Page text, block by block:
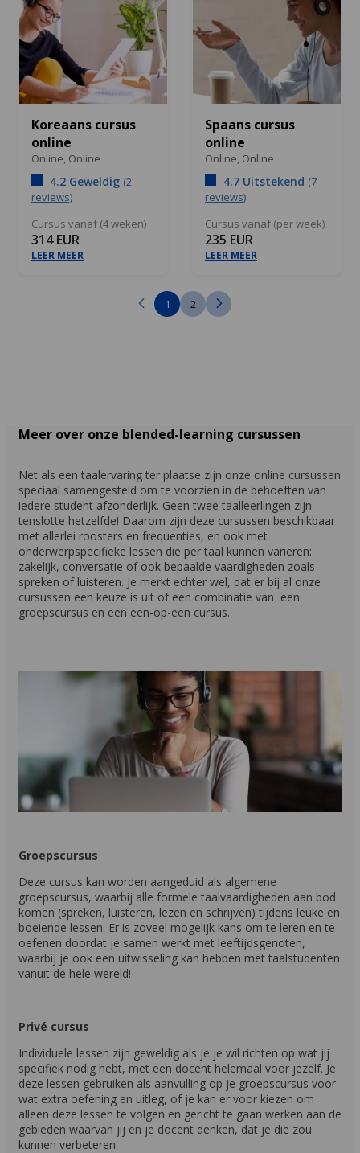
Koreaans cursus
online
Online, Online
4.2 Geweldig (2
reviews)
Cursus vanaf (4 weken)
314 EUR
LEER MEER
Spaans cursus
online
Online, Online
4.7 Uitstekend (7
reviews)
Cursus vanaf (per week)
235 EUR
LEER MEER
1 2
Meer over onze blended-learning cursussen
Net als een taalervaring ter plaatse zijn onze online cursussen
speciaal samengesteld om te voorzien in de behoeften van
iedere student afzonderlijk. Geen twee taalleerlingen zijn
tenslotte hetzelfde! Daarom zijn deze cursussen beschikbaar
met allerlei roosters en frequenties, en ook met
onderwerpspecifieke lessen die per taal kunnen variëren:
zakelijk, conversatie of ook bepaalde vaardigheden zoals
spreken of luisteren. Je merkt echter wel, dat er bij al onze
cursussen een keuze is uit of een combinatie van een
groepscursus en een een-op-een cursus.
Groepscursus
Deze cursus kan worden aangeduid als algemene
groepscursus, waarbij alle formele taalvaardigheden aan bod
komen (spreken, luisteren, lezen en schrijven) tijdens leuke en
boeiende lessen. Er is zoveel mogelijk kans om te leren en te
oefenen doordat je samen werkt met leeftijdsgenoten,
waarbij je ook een uitwisseling kan hebben met taalstudenten
vanuit de hele wereld!
Privé cursus
Individuele lessen zijn geweldig als je je wil richten op wat jij
specifiek nodig hebt, met een docent helemaal voor jezelf. Je
deze lessen gebruiken als aanvulling op je groepscursus voor
wat extra oefening en uitleg, of je kan er voor kiezen om
alleen deze lessen te volgen en gericht te gaan werken aan de
gebieden waarvan jij en je docent denken, dat je die zou
kunnen verbeteren.